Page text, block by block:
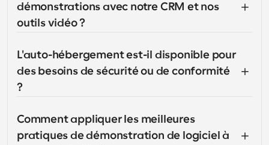
démonstrations avec notre CRM et nos
outils vidéo ?
L'auto-hébergement est-il disponible pour
des besoins de sécurité ou de conformité
?
Comment appliquer les meilleures
pratiques de démonstration de logiciel à